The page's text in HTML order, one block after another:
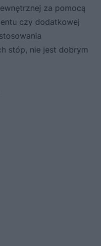
za pomocą
czy dodatkowej
stóp, nie jest dobrym